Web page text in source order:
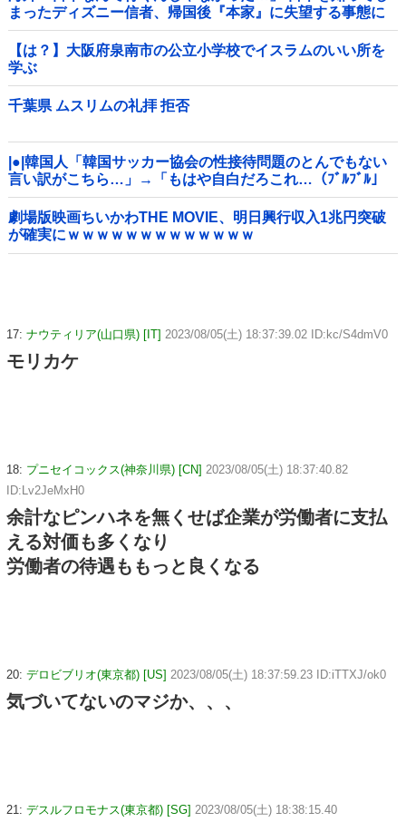
まったディズニー信者、帰国後『本家』に失望する事態に
【は？】大阪府泉南市の公立小学校でイスラムのいい所を
学ぶ
千葉県 ムスリムの礼拝 拒否
|●|韓国人「韓国サッカー協会の性接待問題のとんでもない
言い訳がこちら…」→「もはや自白だろこれ…（ﾌﾞﾙﾌﾞﾙ」
＝韓国の反応
劇場版映画ちいかわTHE MOVIE、明日興行収入1兆円突破
が確実にｗｗｗｗｗｗｗｗｗｗｗｗｗ
17: ナウティリア(山口県) [IT] 2023/08/05(土) 18:37:39.02 ID:kc/S4dmV0
モリカケ
18: プニセイコックス(神奈川県) [CN] 2023/08/05(土) 18:37:40.82
ID:Lv2JeMxH0
余計なピンハネを無くせば企業が労働者に支払
える対価も多くなり
労働者の待遇ももっと良くなる
20: デロビブリオ(東京都) [US] 2023/08/05(土) 18:37:59.23 ID:iTTXJ/ok0
気づいてないのマジか、、、
21: デスルフロモナス(東京都) [SG] 2023/08/05(土) 18:38:15.40